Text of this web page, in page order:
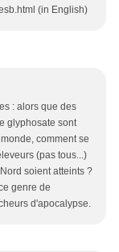
(in English)
: alors que des
glyphosate sont
comment se
(pas tous...)
soient atteints ?
genre de
d'apocalypse.